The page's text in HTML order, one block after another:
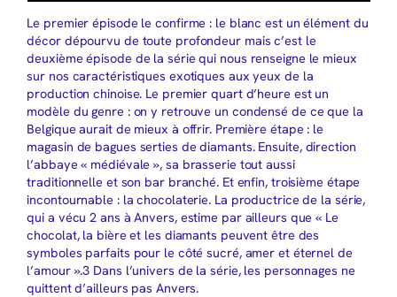
Le premier épisode le confirme : le blanc est un élément du
décor dépourvu de toute profondeur mais c’est le
deuxième épisode de la série qui nous renseigne le mieux
sur nos caractéristiques exotiques aux yeux de la
production chinoise. Le premier quart d’heure est un
modèle du genre : on y retrouve un condensé de ce que la
Belgique aurait de mieux à offrir. Première étape : le
magasin de bagues serties de diamants. Ensuite, direction
l’abbaye « médiévale », sa brasserie tout aussi
traditionnelle et son bar branché. Et enfin, troisième étape
incontournable : la chocolaterie. La productrice de la série,
qui a vécu 2 ans à Anvers, estime par ailleurs que « Le
chocolat, la bière et les diamants peuvent être des
symboles parfaits pour le côté sucré, amer et éternel de
l’amour ».3 Dans l’univers de la série, les personnages ne
quittent d’ailleurs pas Anvers.